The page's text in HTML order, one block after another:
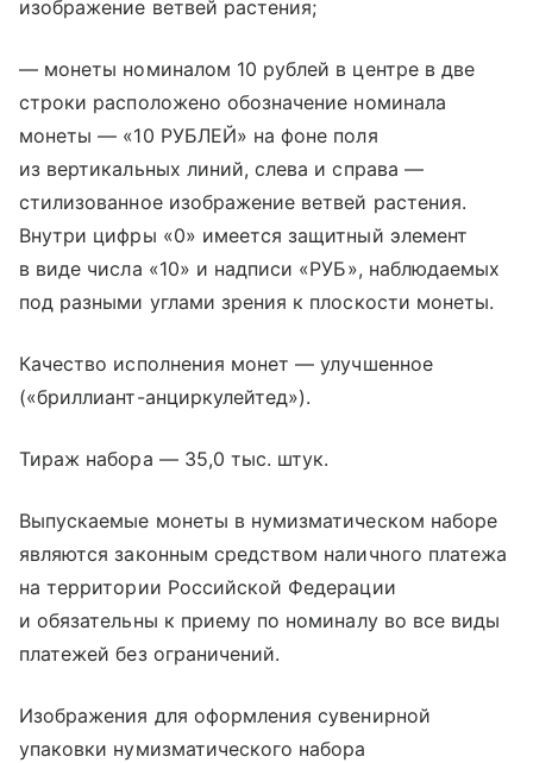
изображение ветвей растения;
— монеты номиналом 10 рублей в центре в две
строки расположено обозначение номинала
монеты — «10 РУБЛЕЙ» на фоне поля
из вертикальных линий, слева и справа —
стилизованное изображение ветвей растения.
Внутри цифры «0» имеется защитный элемент
в виде числа «10» и надписи «РУБ», наблюдаемых
под разными углами зрения к плоскости монеты.
Качество исполнения монет — улучшенное
(«бриллиант-анциркулейтед»).
Тираж набора — 35,0 тыс. штук.
Выпускаемые монеты в нумизматическом наборе
являются законным средством наличного платежа
на территории Российской Федерации
и обязательны к приему по номиналу во все виды
платежей без ограничений.
Изображения для оформления сувенирной
упаковки нумизматического набора